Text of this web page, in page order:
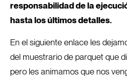
responsabilidad de la
hasta los últimos detalles.
En el siguiente enlace les
del muestrario de parquet que
pero les animamos que nos